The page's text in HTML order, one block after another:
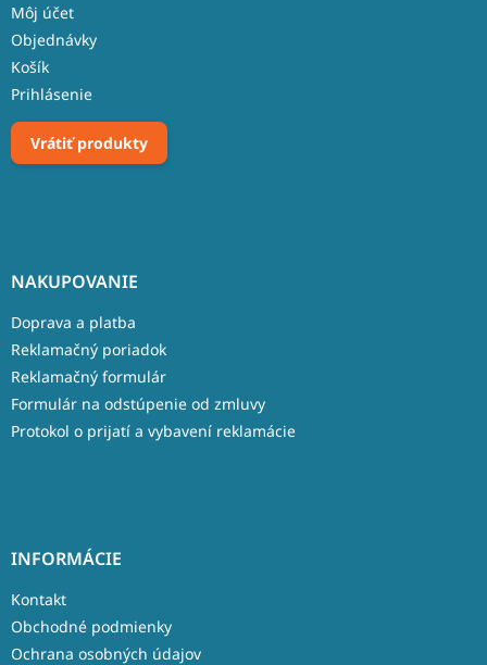
Môj účet
Objednávky
Košík
Prihlásenie
Vrátiť produkty
NAKUPOVANIE
Doprava a platba
Reklamačný poriadok
Reklamačný formulár
Formulár na odstúpenie od zmluvy
Protokol o prijatí a vybavení reklamácie
INFORMÁCIE
Kontakt
Obchodné podmienky
Ochrana osobných údajov